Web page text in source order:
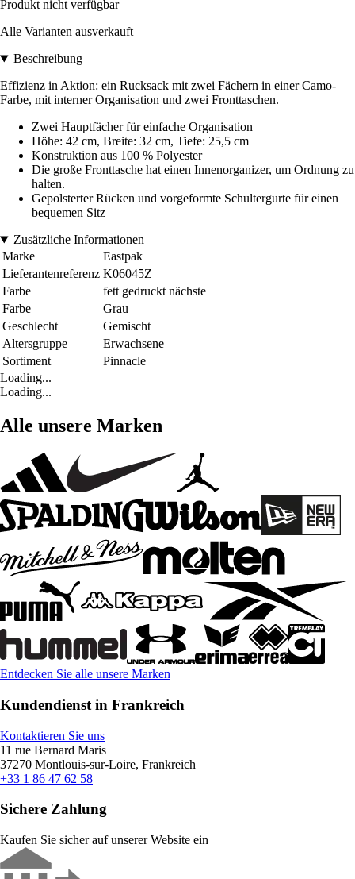
Produkt nicht verfügbar
Alle Varianten ausverkauft
Beschreibung
Effizienz in Aktion: ein Rucksack mit zwei Fächern in einer Camo-
Farbe, mit interner Organisation und zwei Fronttaschen.
Zwei Hauptfächer für einfache Organisation
Höhe: 42 cm, Breite: 32 cm, Tiefe: 25,5 cm
Konstruktion aus 100 % Polyester
Die große Fronttasche hat einen Innenorganizer, um Ordnung zu
halten.
Gepolsterter Rücken und vorgeformte Schultergurte für einen
bequemen Sitz
Zusätzliche Informationen
Marke
Eastpak
Lieferantenreferenz K06045Z
Farbe
fett gedruckt nächste
Farbe
Grau
Geschlecht
Gemischt
Altersgruppe
Erwachsene
Sortiment
Pinnacle
Loading...
Loading...
Alle unsere Marken
Entdecken Sie alle unsere Marken
Kundendienst in Frankreich
Kontaktieren Sie uns
11 rue Bernard Maris
37270 Montlouis-sur-Loire, Frankreich
+33 1 86 47 62 58
Sichere Zahlung
Kaufen Sie sicher auf unserer Website ein